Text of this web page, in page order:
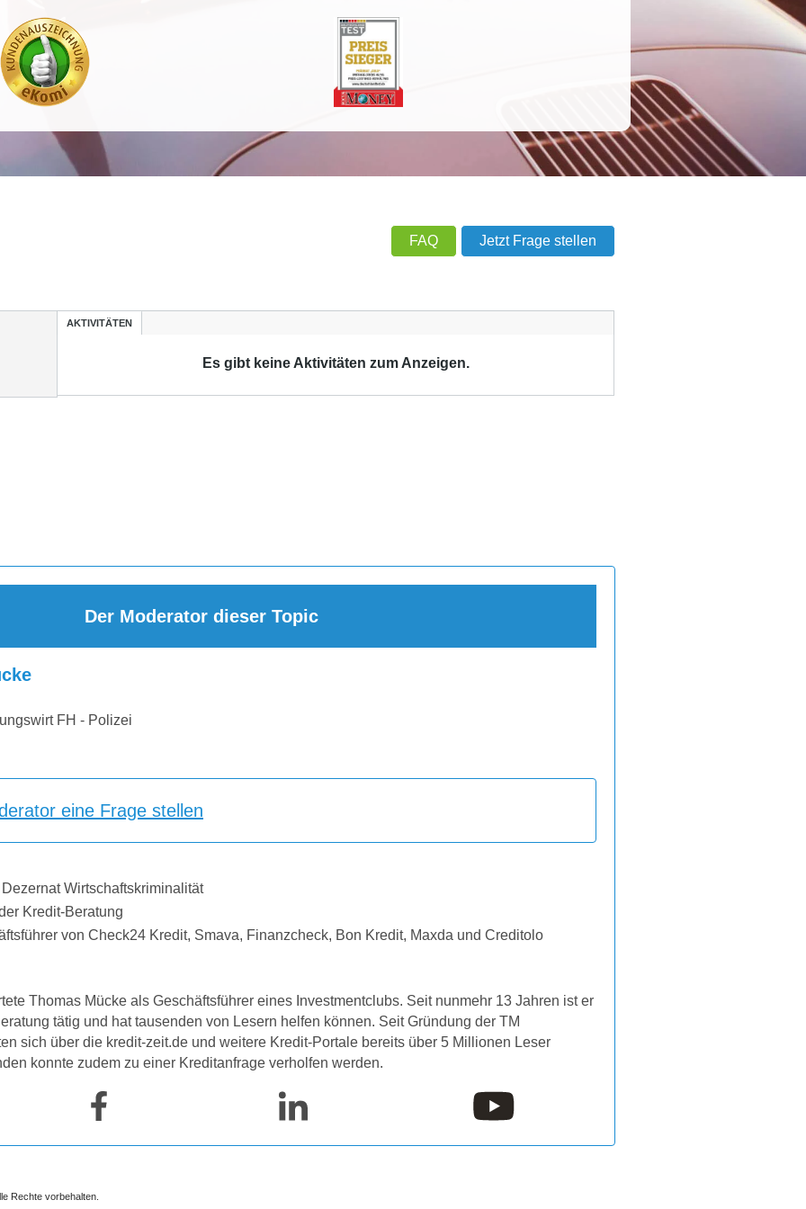
FAQ Jetzt Frage stellen
AKTIVITÄTEN
Es gibt keine Aktivitäten zum Anzeigen.
Der Moderator dieser Topic
FH - Polizei
eine Frage stellen
Wirtschaftskriminalität
Kredit-Beratung
von Check24 Kredit, Smava, Finanzcheck, Bon Kredit, Maxda und Creditolo
Thomas Mücke als Geschäftsführer eines Investmentclubs. Seit nunmehr 13 Jahren ist er
tätig und hat tausenden von Lesern helfen können. Seit Gründung der TM
sich über die kredit-zeit.de und weitere Kredit-Portale bereits über 5 Millionen Leser
konnte zudem zu einer Kreditanfrage verholfen werden.
Rechte vorbehalten.